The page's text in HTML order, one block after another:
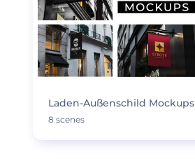
Laden-Außenschild Mockups
8 scenes